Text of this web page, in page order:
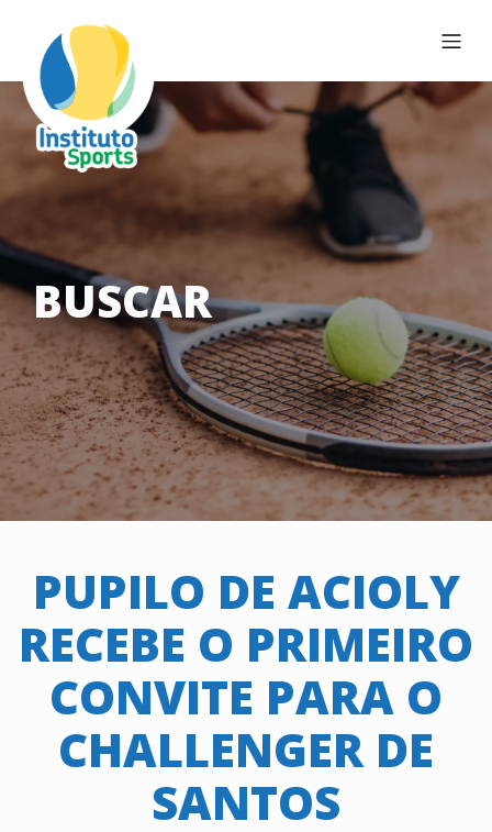
BUSCAR
PUPILO DE ACIOLY
RECEBE O PRIMEIRO
CONVITE PARA O
CHALLENGER DE
SANTOS